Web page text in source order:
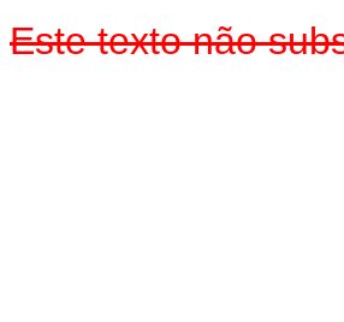
Este texto não